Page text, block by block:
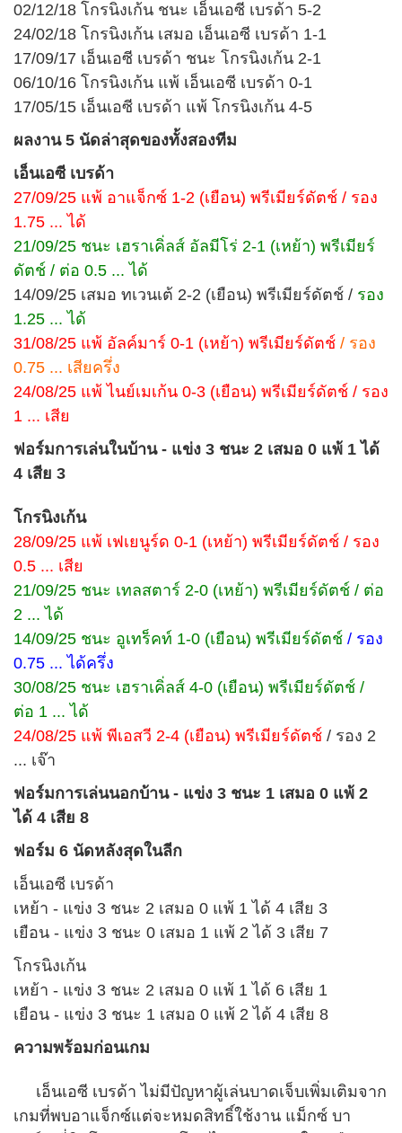
02/12/18 โกรนิงเก้น ชนะ เอ็นเอซี เบรด้า 5-2
24/02/18 โกรนิงเก้น เสมอ เอ็นเอซี เบรด้า 1-1
17/09/17 เอ็นเอซี เบรด้า ชนะ โกรนิงเก้น 2-1
06/10/16 โกรนิงเก้น แพ้ เอ็นเอซี เบรด้า 0-1
17/05/15 เอ็นเอซี เบรด้า แพ้ โกรนิงเก้น 4-5
ผลงาน 5 นัดล่าสุดของทั้งสองทีม
เอ็นเอซี เบรด้า
27/09/25 แพ้ อาแจ็กซ์ 1-2 (เยือน) พรีเมียร์ดัตช์ / รอง
1.75 ... ได้
21/09/25 ชนะ เฮราเคิ่ลส์ อัลมีโร่ 2-1 (เหย้า) พรีเมียร์
ดัตช์ / ต่อ 0.5 ... ได้
14/09/25 เสมอ ทเวนเต้ 2-2 (เยือน) พรีเมียร์ดัตช์ / รอง
1.25 ... ได้
31/08/25 แพ้ อัลค์มาร์ 0-1 (เหย้า) พรีเมียร์ดัตช์ / รอง
0.75 ... เสียครึ่ง
24/08/25 แพ้ ไนย์เมเก้น 0-3 (เยือน) พรีเมียร์ดัตช์ / รอง
1 ... เสีย
ฟอร์มการเล่นในบ้าน - แข่ง 3 ชนะ 2 เสมอ 0 แพ้ 1 ได้
4 เสีย 3
โกรนิงเก้น
28/09/25 แพ้ เฟเยนูร์ด 0-1 (เหย้า) พรีเมียร์ดัตช์ / รอง
0.5 ... เสีย
21/09/25 ชนะ เทลสตาร์ 2-0 (เหย้า) พรีเมียร์ดัตช์ / ต่อ
2 ... ได้
14/09/25 ชนะ อูเทร็คท์ 1-0 (เยือน) พรีเมียร์ดัตช์ / รอง
0.75 ... ได้ครึ่ง
30/08/25 ชนะ เฮราเคิ่ลส์ 4-0 (เยือน) พรีเมียร์ดัตช์ /
ต่อ 1 ... ได้
24/08/25 แพ้ พีเอสวี 2-4 (เยือน) พรีเมียร์ดัตช์ / รอง 2
... เจ๊า
ฟอร์มการเล่นนอกบ้าน - แข่ง 3 ชนะ 1 เสมอ 0 แพ้ 2
ได้ 4 เสีย 8
ฟอร์ม 6 นัดหลังสุดในลีก
เอ็นเอซี เบรด้า
เหย้า - แข่ง 3 ชนะ 2 เสมอ 0 แพ้ 1 ได้ 4 เสีย 3
เยือน - แข่ง 3 ชนะ 0 เสมอ 1 แพ้ 2 ได้ 3 เสีย 7
โกรนิงเก้น
เหย้า - แข่ง 3 ชนะ 2 เสมอ 0 แพ้ 1 ได้ 6 เสีย 1
เยือน - แข่ง 3 ชนะ 1 เสมอ 0 แพ้ 2 ได้ 4 เสีย 8
ความพร้อมก่อนเกม
เอ็นเอซี เบรด้า ไม่มีปัญหาผู้เล่นบาดเจ็บเพิ่มเติมจาก
เกมที่พบอาแจ็กซ์แต่จะหมดสิทธิ์ใช้งาน แม็กซ์ บา